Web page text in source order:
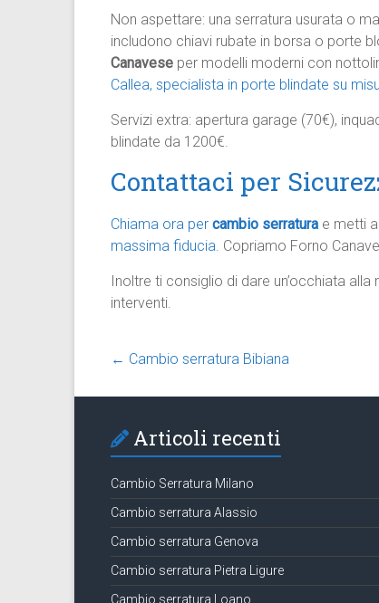
Non aspettare: una serratura usurata o
includono chiavi rubate in borsa o porte
Canavese per modelli moderni con
Callea, specialista in porte blindate su
Servizi extra: apertura garage (70€),
blindate da 1200€.
Contattaci per
Chiama ora per cambio serratura e metti
massima fiducia. Copriamo Forno
Inoltre ti consiglio di dare un’occhiata alla
interventi.
← Cambio serratura Bibiana
Articoli recenti
Cambio Serratura Milano
Cambio serratura Alassio
Cambio serratura Genova
Cambio serratura Pietra Ligure
Cambio serratura Loano